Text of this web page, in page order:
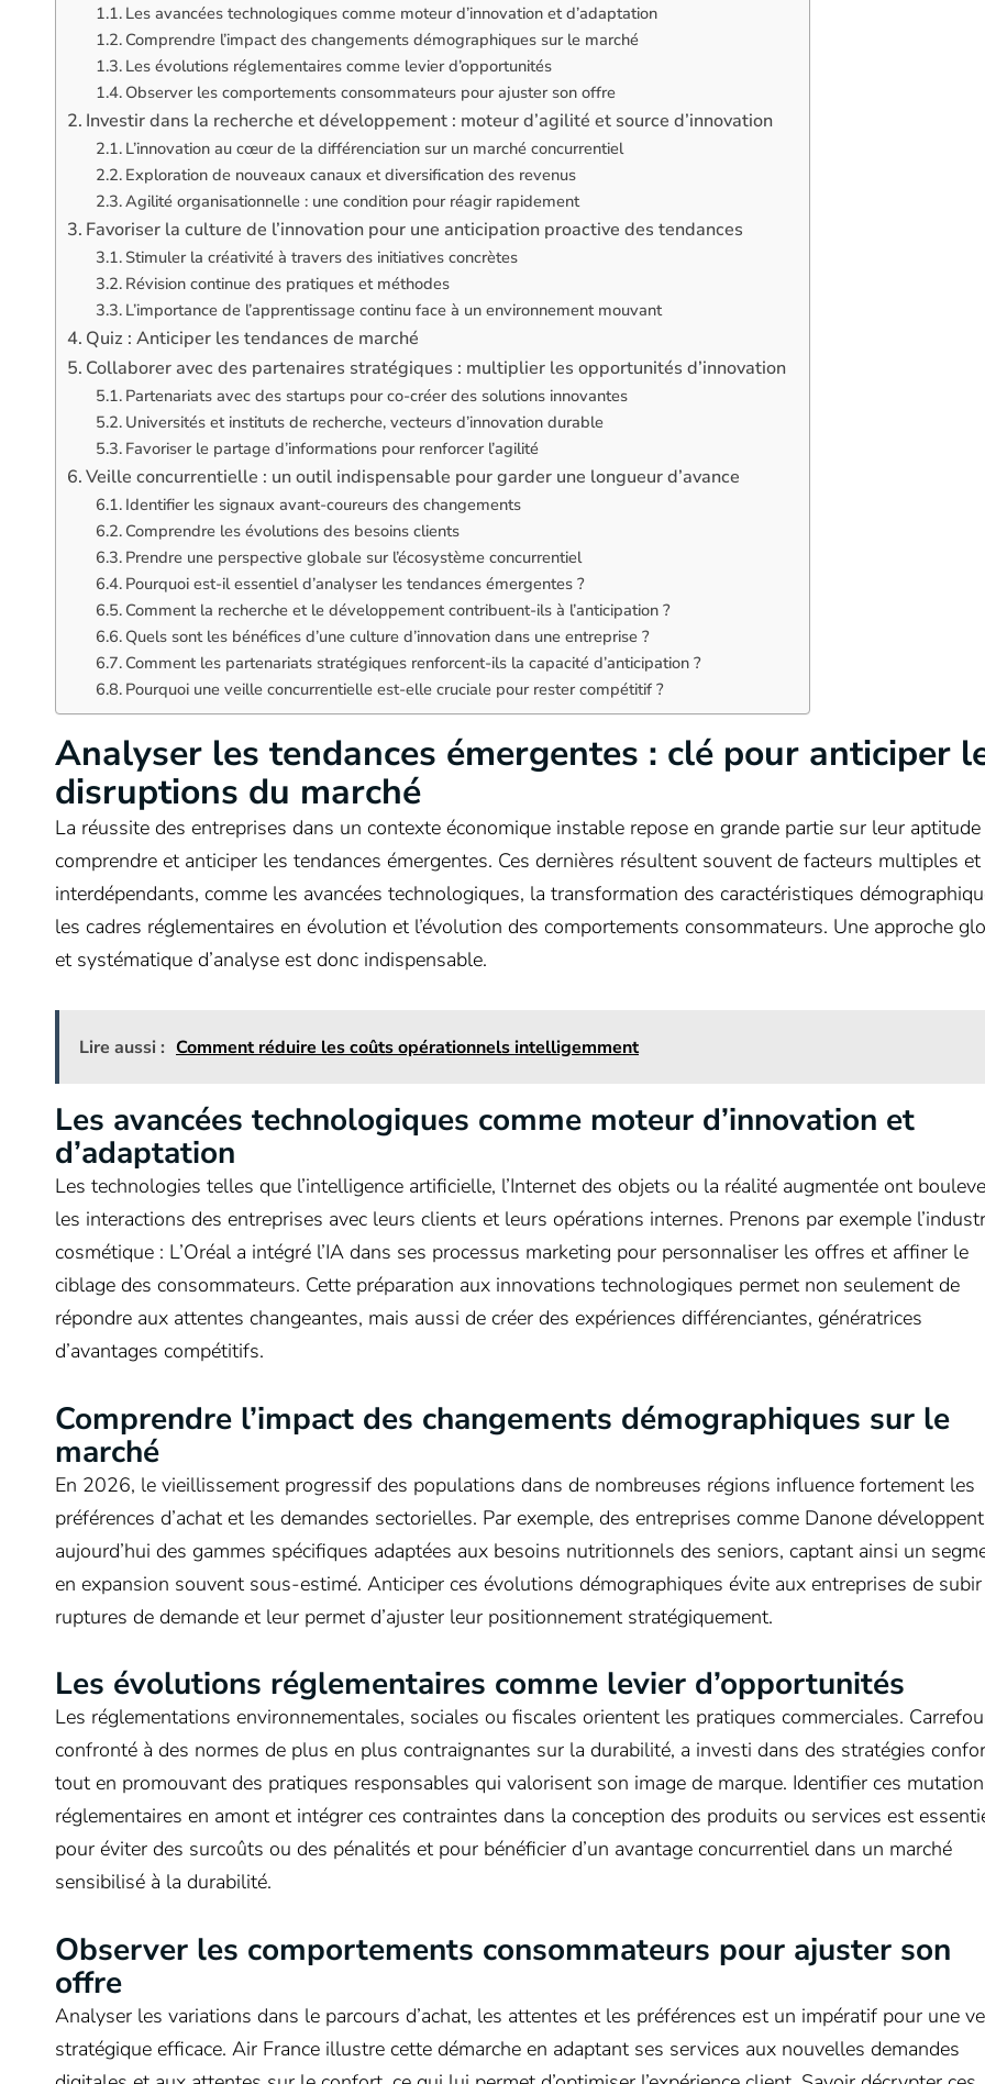
Les avancées technologiques comme moteur d’innovation et d’adaptation
Comprendre l’impact des changements démographiques sur le marché
Les évolutions réglementaires comme levier d’opportunités
Observer les comportements consommateurs pour ajuster son offre
Investir dans la recherche et développement : moteur d’agilité et source d’innovation
L’innovation au cœur de la différenciation sur un marché concurrentiel
Exploration de nouveaux canaux et diversification des revenus
Agilité organisationnelle : une condition pour réagir rapidement
Favoriser la culture de l’innovation pour une anticipation proactive des tendances
Stimuler la créativité à travers des initiatives concrètes
Révision continue des pratiques et méthodes
L’importance de l’apprentissage continu face à un environnement mouvant
Quiz : Anticiper les tendances de marché
Collaborer avec des partenaires stratégiques : multiplier les opportunités d’innovation
Partenariats avec des startups pour co-créer des solutions innovantes
Universités et instituts de recherche, vecteurs d’innovation durable
Favoriser le partage d’informations pour renforcer l’agilité
Veille concurrentielle : un outil indispensable pour garder une longueur d’avance
Identifier les signaux avant-coureurs des changements
Comprendre les évolutions des besoins clients
Prendre une perspective globale sur l’écosystème concurrentiel
Pourquoi est-il essentiel d’analyser les tendances émergentes ?
Comment la recherche et le développement contribuent-ils à l’anticipation ?
Quels sont les bénéfices d’une culture d’innovation dans une entreprise ?
Comment les partenariats stratégiques renforcent-ils la capacité d’anticipation ?
Pourquoi une veille concurrentielle est-elle cruciale pour rester compétitif ?
Analyser les tendances émergentes : clé pour anticiper
disruptions du marché
La réussite des entreprises dans un contexte économique instable repose en grande partie sur leur aptitude
comprendre et anticiper les tendances émergentes. Ces dernières résultent souvent de facteurs multiples et
interdépendants, comme les avancées technologiques, la transformation des caractéristiques
les cadres réglementaires en évolution et l’évolution des comportements consommateurs. Une approche
et systématique d’analyse est donc indispensable.
Lire aussi : Comment réduire les coûts opérationnels intelligemment
Les avancées technologiques comme moteur d’innovation et
d’adaptation
Les technologies telles que l’intelligence artificielle, l’Internet des objets ou la réalité augmentée ont
les interactions des entreprises avec leurs clients et leurs opérations internes. Prenons par exemple
cosmétique : L’Oréal a intégré l’IA dans ses processus marketing pour personnaliser les offres et affiner le
ciblage des consommateurs. Cette préparation aux innovations technologiques permet non seulement de
répondre aux attentes changeantes, mais aussi de créer des expériences différenciantes, génératrices
d’avantages compétitifs.
Comprendre l’impact des changements démographiques sur le
marché
En 2026, le vieillissement progressif des populations dans de nombreuses régions influence fortement les
préférences d’achat et les demandes sectorielles. Par exemple, des entreprises comme Danone développent
aujourd’hui des gammes spécifiques adaptées aux besoins nutritionnels des seniors, captant ainsi un
en expansion souvent sous-estimé. Anticiper ces évolutions démographiques évite aux entreprises de
ruptures de demande et leur permet d’ajuster leur positionnement stratégiquement.
Les évolutions réglementaires comme levier d’opportunités
Les réglementations environnementales, sociales ou fiscales orientent les pratiques commerciales.
confronté à des normes de plus en plus contraignantes sur la durabilité, a investi dans des stratégies
tout en promouvant des pratiques responsables qui valorisent son image de marque. Identifier ces
réglementaires en amont et intégrer ces contraintes dans la conception des produits ou services est
pour éviter des surcoûts ou des pénalités et pour bénéficier d’un avantage concurrentiel dans un marché
sensibilisé à la durabilité.
Observer les comportements consommateurs pour ajuster son
offre
Analyser les variations dans le parcours d’achat, les attentes et les préférences est un impératif pour une
stratégique efficace. Air France illustre cette démarche en adaptant ses services aux nouvelles demandes